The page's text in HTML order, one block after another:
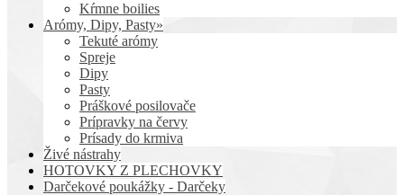
Kŕmne boilies
Arómy, Dipy, Pasty»
Tekuté arómy
Spreje
Dipy
Pasty
Práškové posilovače
Prípravky na červy
Prísady do krmiva
Živé nástrahy
HOTOVKY Z PLECHOVKY
Darčekové poukážky - Darčeky